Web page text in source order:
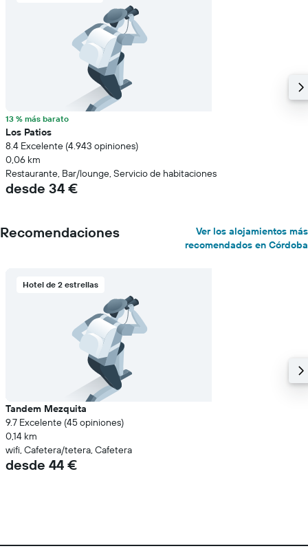
13 % más barato
Los Patios
8.4 Excelente (4.943 opiniones)
0,06 km
Restaurante, Bar/lounge, Servicio de habitaciones
desde 34 €
Recomendaciones
Ver los alojamientos más
recomendados en Córdoba
Hotel de 2 estrellas
Tandem Mezquita
9.7 Excelente (45 opiniones)
0,14 km
wifi, Cafetera/tetera, Cafetera
desde 44 €